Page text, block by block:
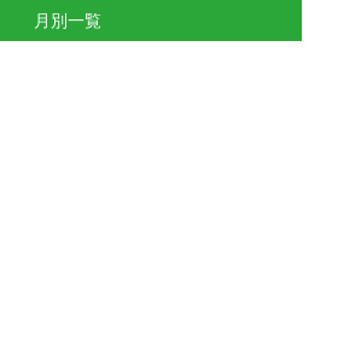
月別一覧